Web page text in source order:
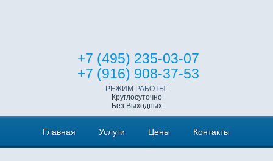
+7 (495) 235-03-07
+7 (916) 908-37-53
РЕЖИМ РАБОТЫ:
Круглосуточно
Без Выходных
Главная Услуги Цены Контакты